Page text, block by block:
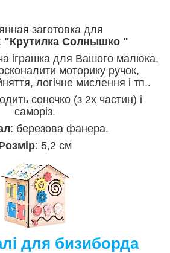
заготовка для
"Крутилка Солнышко "
іграшка для Вашого малюка,
моторику ручок,
логічне мислення і тп..
сонечко (з 2х частин) і
саморіз.
: березова фанера.
: 5,2 см
для бизиборда